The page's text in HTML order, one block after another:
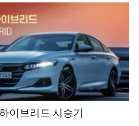
이브리드 시승기